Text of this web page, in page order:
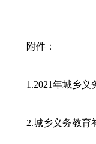
附件：
1.2021年城乡
2.城乡义务教育